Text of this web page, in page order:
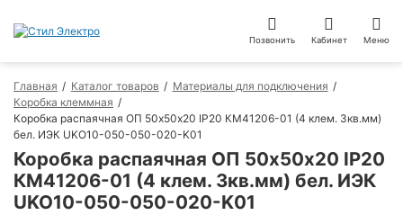
Позвонить Кабинет Меню
Главная Каталог товаров
Материалы для подключения
Коробка клеммная
Коробка распаячная ОП 50х50х20 IP20 КМ41206-01 (4 клем. 3кв.мм)
бел. ИЭК UKO10-050-050-020-K01
Коробка распаячная ОП 50х50х20 IP20
КМ41206-01 (4 клем. 3кв.мм) бел. ИЭК
UKO10-050-050-020-K01